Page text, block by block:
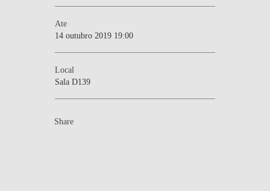
Ate
14 outubro 2019 19:00
Local
Sala D139
Share